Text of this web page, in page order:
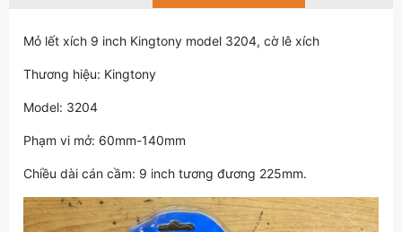
Mỏ lết xích 9 inch Kingtony model 3204, cờ lê xích
Thương hiệu: Kingtony
Model: 3204
Phạm vi mở: 60mm-140mm
Chiều dài cán cầm: 9 inch tương đương 225mm.